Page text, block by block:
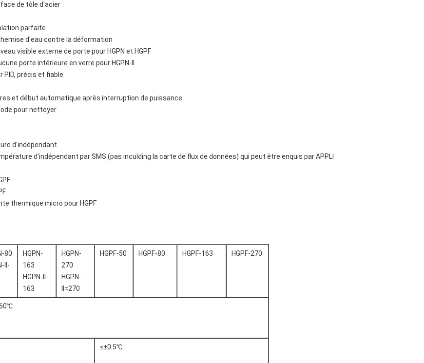
de tôle d'acier
parfaite
d'eau contre la déformation
visible externe de porte pour HGPN et HGPF
porte intérieure en verre pour HGPN-II
précis et fiable
et début automatique après interruption de puissance
pour nettoyer
d'indépendant
d'indépendant par SMS (pas inculding la carte de flux de données) qui peut être enquis par APPLI
thermique micro pour HGPF
80
II-
HGPN-
163
HGPN-II-
163
HGPN-
270
HGPN-
II=270
HGPF-50 HGPF-80 HGPF-163 HGPF-270
≤±0.5℃